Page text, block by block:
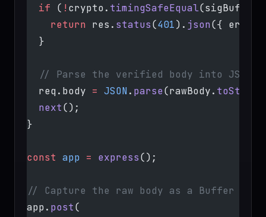
  if
( !crypto. timingSafeEqual
    return
res. status(401). json({
  }
// Parse the verified body into JSON
  req.body
= JSON. parse(rawBody. toString
  next
();
}
const app = express();
// Capture the raw body as a Buffer on
app. post(